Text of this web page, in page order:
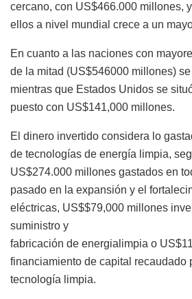
cercano, con US$466.000 millones,
ellos a nivel mundial crece a un
En cuanto a las naciones con
de la mitad (US$546000 millones)
mientras que Estados Unidos se
puesto con US$141,000 millones.
El dinero invertido considera lo
de tecnologías de energía limpia,
US$274.000 millones gastados en
pasado en la expansión y el
eléctricas, US$$79,000 millones
suministro y
fabricación de energialimpia o
financiamiento de capital recaudado
tecnología limpia.